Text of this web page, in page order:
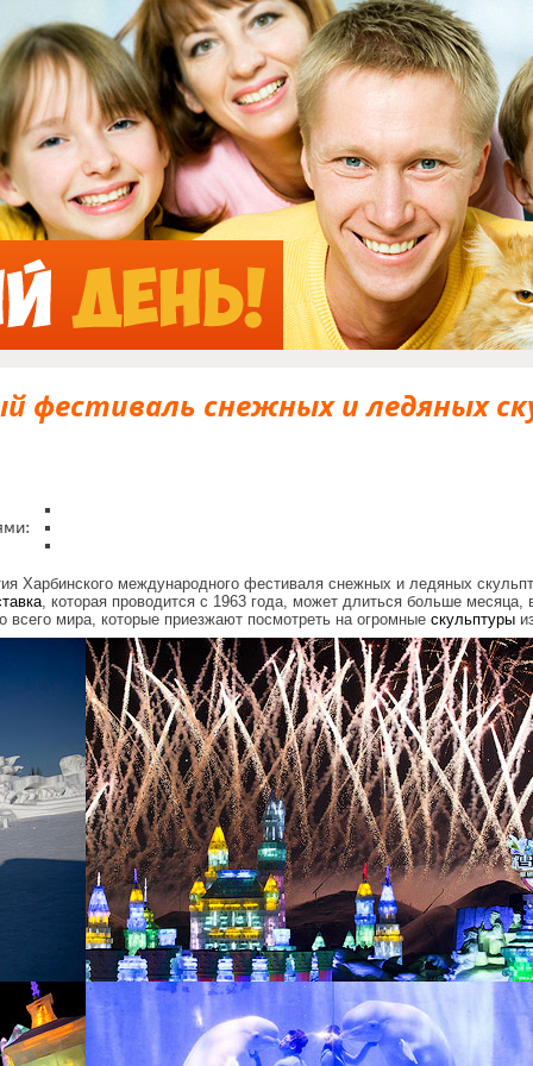
Jump to Navigation
фестиваль снежных и ледяных
Харбинского международного фестиваля снежных и ледяных
, которая проводится с 1963 года, может длиться больше месяца,
всего мира, которые приезжают посмотреть на огромные скульптуры